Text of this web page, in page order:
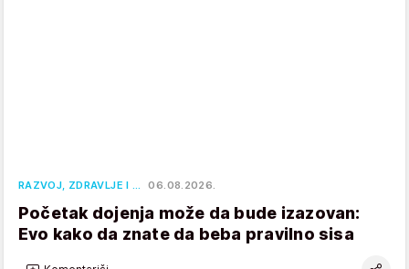
RAZVOJ, ZDRAVLJE I … 06.08.2026.
Početak dojenja može da bude izazovan:
Evo kako da znate da beba pravilno sisa